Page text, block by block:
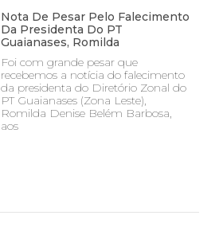
Nota De Pesar Pelo Falecimento
Da Presidenta Do PT
Guaianases, Romilda
Foi com grande pesar que
recebemos a notícia do falecimento
da presidenta do Diretório Zonal do
PT Guaianases (Zona Leste),
Romilda Denise Belém Barbosa,
aos